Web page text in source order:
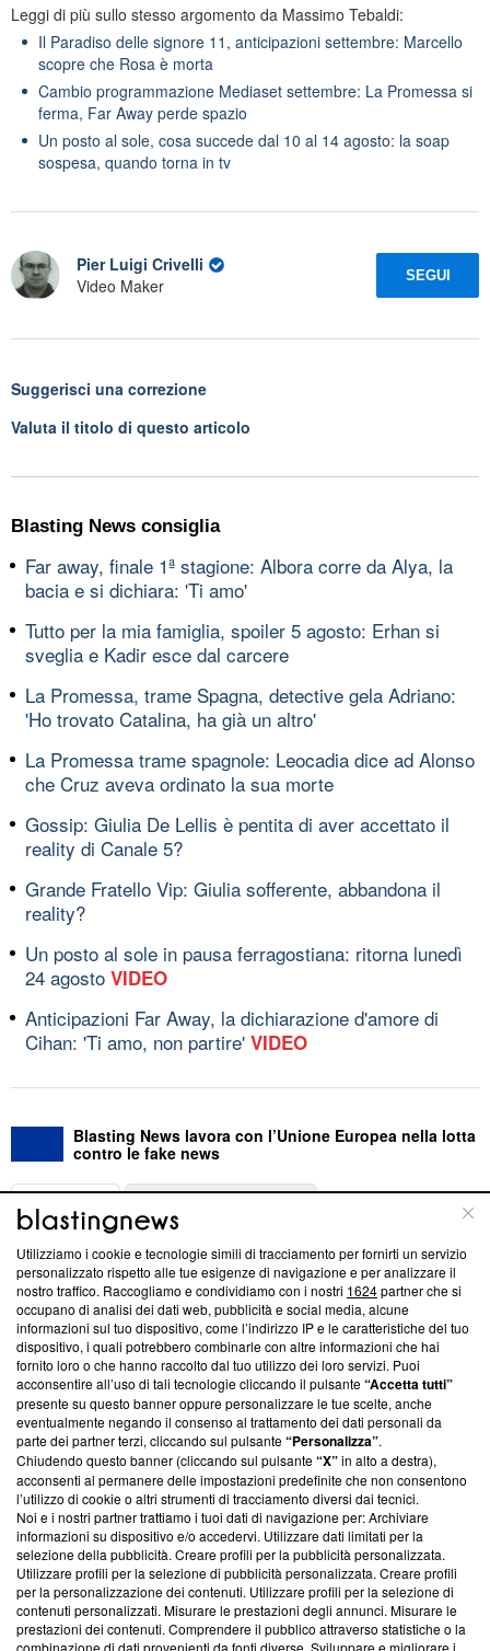
Leggi di più sullo stesso argomento da Massimo Tebaldi:
Il Paradiso delle signore 11, anticipazioni settembre: Marcello
scopre che Rosa è morta
Cambio programmazione Mediaset settembre: La Promessa si
ferma, Far Away perde spazio
Un posto al sole, cosa succede dal 10 al 14 agosto: la soap
sospesa, quando torna in tv
Pier Luigi Crivelli
Video Maker
SEGUI
Suggerisci una correzione
Valuta il titolo di questo articolo
Blasting News consiglia
Far away, finale 1ª stagione: Albora corre da Alya, la
bacia e si dichiara: 'Ti amo'
Tutto per la mia famiglia, spoiler 5 agosto: Erhan si
sveglia e Kadir esce dal carcere
La Promessa, trame Spagna, detective gela Adriano:
'Ho trovato Catalina, ha già un altro'
La Promessa trame spagnole: Leocadia dice ad Alonso
che Cruz aveva ordinato la sua morte
Gossip: Giulia De Lellis è pentita di aver accettato il
reality di Canale 5?
Grande Fratello Vip: Giulia sofferente, abbandona il
reality?
Un posto al sole in pausa ferragostiana: ritorna lunedì
24 agosto VIDEO
Anticipazioni Far Away, la dichiarazione d'amore di
Cihan: 'Ti amo, non partire' VIDEO
Blasting News lavora con l’Unione Europea nella lotta
contro le fake news
ABOUT
Questa sezione offre informazioni trasparenti su Blasting
News, sui nostri processi editoriali e su come ci impegniamo a
creare news di qualità. Inoltre, afferma la nostra aderenza a
‘Trust Project - News with Integrity’Blasting News non è
ancora membro del programma, ma ha richiesto di farne
parte; Trust Project non ha ancora effettuato una verifica di
conformità agli standard.
Su di noi
Team editoriale
Corporate
Redazione
Informativa Privacy
Cookie Policy
Utilizziamo i cookie e tecnologie simili di tracciamento per fornirti un servizio
personalizzato rispetto alle tue esigenze di navigazione e per analizzare il
nostro traffico. Raccogliamo e condividiamo con i nostri 1624partner che si
occupano di analisi dei dati web, pubblicità e social media, alcune
informazioni sul tuo dispositivo, come l’indirizzo IP e le caratteristiche del tuo
dispositivo, i quali potrebbero combinarle con altre informazioni che hai
fornito loro o che hanno raccolto dal tuo utilizzo dei loro servizi. Puoi
acconsentire all’uso di tali tecnologie cliccando il pulsante“Accetta tutti”
presente su questo banner oppure personalizzare le tue scelte, anche
eventualmente negando il consenso al trattamento dei dati personali da
parte dei partner terzi, cliccando sul pulsante“Personalizza”.
Chiudendo questo banner (cliccando sul pulsante“X”in alto a destra),
acconsenti al permanere delle impostazioni predefinite che non consentono
l’utilizzo di cookie o altri strumenti di tracciamento diversi dai tecnici.
Noi e i nostri partner trattiamo i tuoi dati di navigazione per: Archiviare
informazioni su dispositivo e/o accedervi. Utilizzare dati limitati per la
selezione della pubblicità. Creare profili per la pubblicità personalizzata.
Utilizzare profili per la selezione di pubblicità personalizzata. Creare profili
per la personalizzazione dei contenuti. Utilizzare profili per la selezione di
contenuti personalizzati. Misurare le prestazioni degli annunci. Misurare le
prestazioni dei contenuti. Comprendere il pubblico attraverso statistiche o la
combinazione di dati provenienti da fonti diverse. Sviluppare e migliorare i